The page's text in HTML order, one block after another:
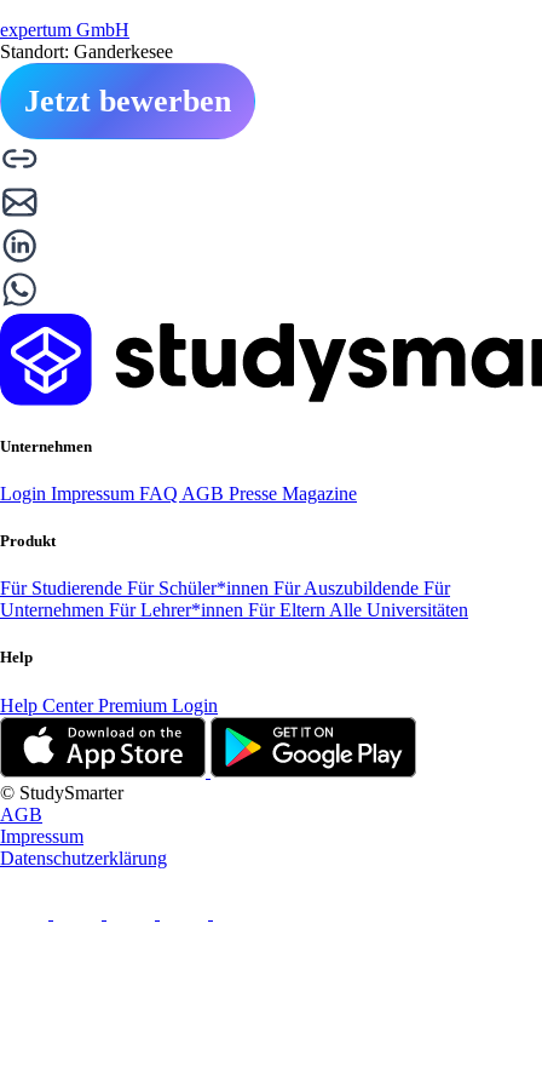
expertum GmbH
Standort: Ganderkesee
Jetzt bewerben
Unternehmen
Login Impressum FAQ AGB Presse Magazine
Produkt
Für Studierende Für Schüler*innen Für Auszubildende Für
Unternehmen Für Lehrer*innen Für Eltern Alle Universitäten
Help
Help CenterPremium Login
© StudySmarter
AGB
Impressum
Datenschutzerklärung